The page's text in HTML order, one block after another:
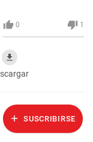
0 1
SUSCRIBIRSE